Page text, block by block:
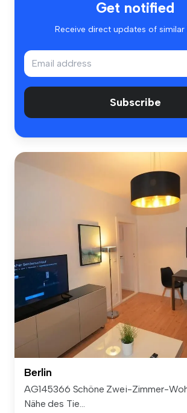
Get notified
Receive direct updates of similar
Subscribe
Berlin
AG145366 Schöne Zwei-Zimmer-
Nähe des Tie...